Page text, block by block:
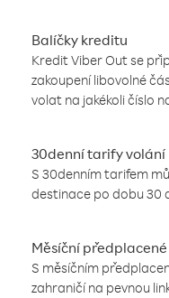
Balíčky kreditu
Kredit Viber Out se
zakoupení libovolné
volat na jakékoli číslo
30denní tarify volání
S 30denním tarifem
destinace po dobu 30
Měsíční
S měsíčním
zahraničí na pevnou